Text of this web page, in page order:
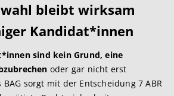
bleibt wirksam
Kandidat*innen
sind kein Grund, eine
oder gar nicht erst
sorgt mit der Entscheidung 7 ABR